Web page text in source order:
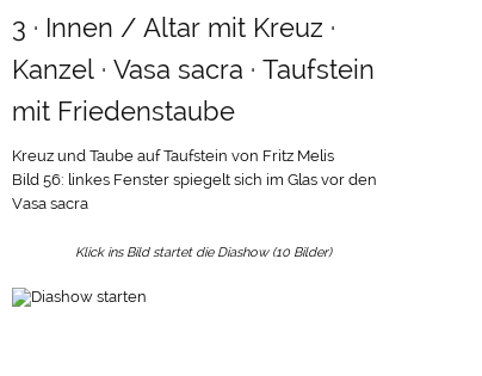
3 · Innen / Altar mit Kreuz ·
Kanzel · Vasa sacra · Taufstein
mit Friedenstaube
Kreuz und Taube auf Taufstein von Fritz Melis
Bild 56: linkes Fenster spiegelt sich im Glas vor den
Vasa sacra
Klick ins Bild startet die Diashow (10 Bilder)